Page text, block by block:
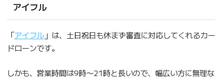
アイフル
「アイフル」は、土日祝日も休まず審査に対応してくれるカー
ドローンです。
しかも、営業時間は9時〜21時と長いので、幅広い方に無理な